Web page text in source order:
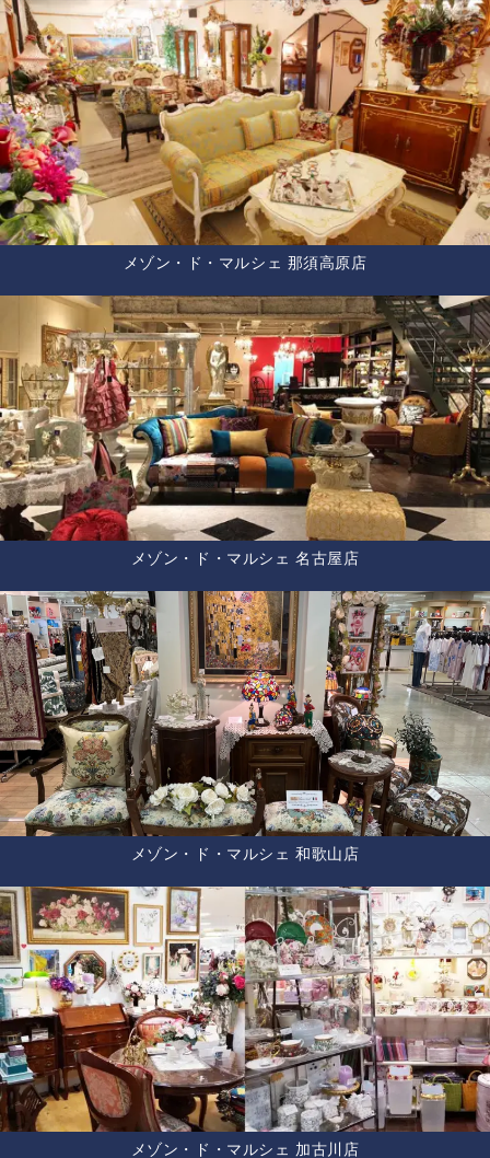
メゾン・ド・マルシェ 那須高原店
メゾン・ド・マルシェ 名古屋店
メゾン・ド・マルシェ 和歌山店
メゾン・ド・マルシェ 加古川店